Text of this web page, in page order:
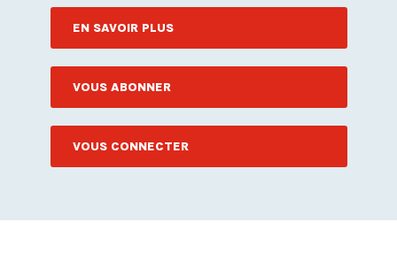
EN SAVOIR PLUS
VOUS ABONNER
VOUS CONNECTER